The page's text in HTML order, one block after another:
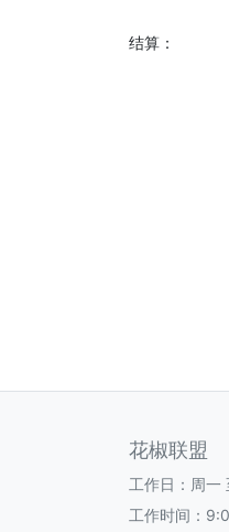
结算：
花椒联盟
工作日：周一
工作时间：